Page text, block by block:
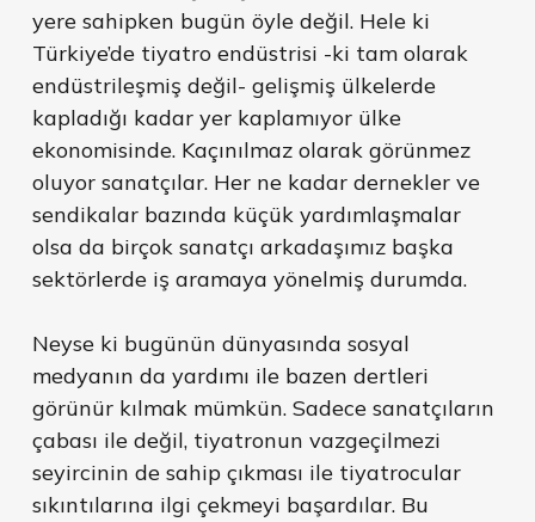
yere sahipken bugün öyle değil. Hele ki
Türkiye’de tiyatro endüstrisi -ki tam olarak
endüstrileşmiş değil- gelişmiş ülkelerde
kapladığı kadar yer kaplamıyor ülke
ekonomisinde. Kaçınılmaz olarak görünmez
oluyor sanatçılar. Her ne kadar dernekler ve
sendikalar bazında küçük yardımlaşmalar
olsa da birçok sanatçı arkadaşımız başka
sektörlerde iş aramaya yönelmiş durumda.
Neyse ki bugünün dünyasında sosyal
medyanın da yardımı ile bazen dertleri
görünür kılmak mümkün. Sadece sanatçıların
çabası ile değil, tiyatronun vazgeçilmezi
seyircinin de sahip çıkması ile tiyatrocular
sıkıntılarına ilgi çekmeyi başardılar. Bu